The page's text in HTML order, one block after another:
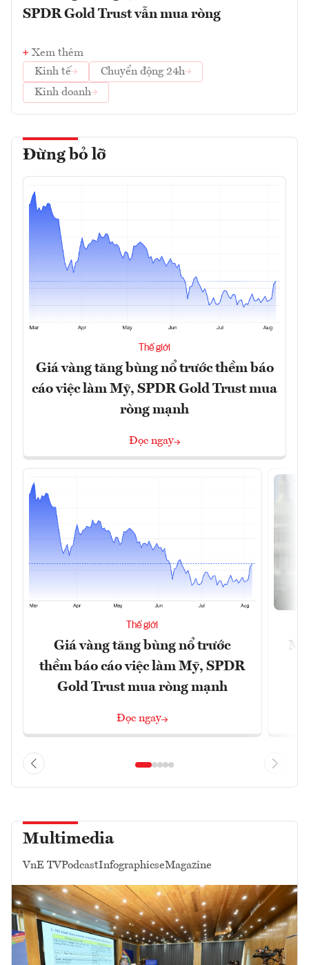
SPDR Gold Trust vẫn mua ròng
Xem thêm
Kinh tế
Chuyển động 24h
Kinh doanh
Đừng bỏ lỡ
Thế giới
Giá vàng tăng bùng nổ trước thềm báo
cáo việc làm Mỹ, SPDR Gold Trust mua
ròng mạnh
Đọc ngay
Thế giới
Giá vàng tăng bùng nổ trước
thềm báo cáo việc làm Mỹ, SPDR
Gold Trust mua ròng mạnh
Đọc ngay
Multimedia
VnE TVPodcastInfographicseMagazine